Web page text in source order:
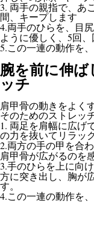
3. 両手の親指で、あ
間、キープします
4.両手のひらを、目
ように優しく、 5回、
5.この一連の動作を、
腕を前に伸
ッチ
肩甲骨の動きをよく
そのためのストレッ
1. 両足を肩幅に広げ
の力を抜いてリラッ
2.両方の手の甲を合
肩甲骨が広がるのを
3.手のひらを上に向
方に突き出し、胸が
す。
4.この一連の動作を、